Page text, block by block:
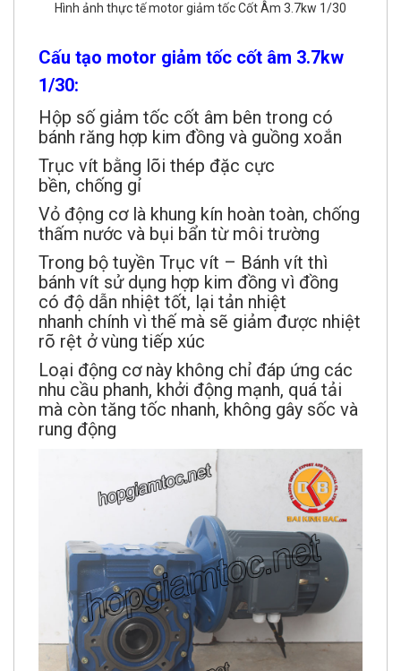
Hình ảnh thực tế motor giảm tốc Cốt Âm 3.7kw 1/30
Cấu tạo motor giảm tốc cốt âm 3.7kw
1/30:
Hộp số giảm tốc cốt âm bên trong có
bánh răng hợp kim đồng và guồng xoắn
Trục vít bằng lõi thép đặc cực
bền, chống gỉ
Vỏ động cơ là khung kín hoàn toàn, chống
thấm nước và bụi bẩn từ môi trường
Trong bộ tuyền Trục vít – Bánh vít thì
bánh vít sử dụng hợp kim đồng vì đồng
có độ dẫn nhiệt tốt, lại tản nhiệt
nhanh chính vì thế mà sẽ giảm được nhiệt
rõ rệt ở vùng tiếp xúc
Loại động cơ này không chỉ đáp ứng các
nhu cầu phanh, khởi động mạnh, quá tải
mà còn tăng tốc nhanh, không gây sốc và
rung động